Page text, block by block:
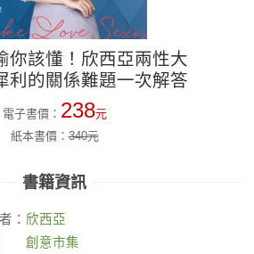
你該懂！欣西亞兩性大
利的關係難題一次解答
電子書價： 238元
紙本書價：340元
書籍資訊
者： 欣西亞
創意市集